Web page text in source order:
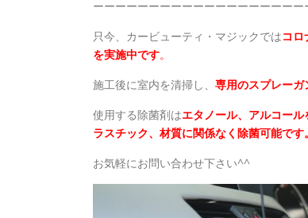
ーーーーーーーーーーーーーーーーーー
只今、カービューティ・マジックではコ
を実施中です。
施工後に室内を清掃し、 専用のスプレー
使用する除菌剤はエタノール、アルコー
ラスチック、材質に関係なく除菌可能です。
お気軽にお問い合わせ下さい^^